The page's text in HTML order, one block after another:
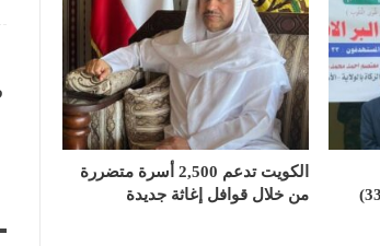
الاجتماعية يطلق سراح عدد (33)
الكويت تدعم 2,500 أسرة متضررة
من خلال قوافل إغاثة جديدة